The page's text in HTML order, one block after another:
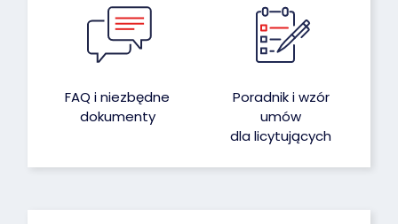
FAQ i niezbędne
dokumenty
Poradnik i wzór
umów
dla licytujących